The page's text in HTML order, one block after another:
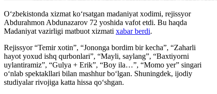
O‘zbekistonda xizmat ko‘rsatgan madaniyat xodimi, rejissyor
Abdurahmon Abdunazarov 72 yoshida vafot etdi. Bu haqda
Madaniyat vazirligi matbuot xizmati xabar berdi.
Rejissyor “Temir xotin”, “Jononga bordim bir kecha”, “Zaharli
hayot yoxud ishq qurbonlari”, “Mayli, saylang”, “Baxtiyorni
uylantiramiz”, “Gulya + Erik”, “Boy ila…”, “Momo yer” singari
o‘nlab spektakllari bilan mashhur boʻlgan. Shuningdek, ijodiy
studiyalar rivojiga katta hissa qo‘shgan.